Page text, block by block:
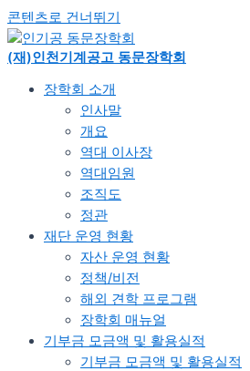
콘텐츠로 건너뛰기
(재)인천기계공고 동문장학회
장학회 소개
인사말
개요
역대 이사장
역대임원
조직도
정관​
재단 운영 현황
자산 운영 현황
정책/비전
해외 견학 프로그램
장학회 매뉴얼
기부금 모금액 및 활용실적
기부금 모금액 및 활용실적